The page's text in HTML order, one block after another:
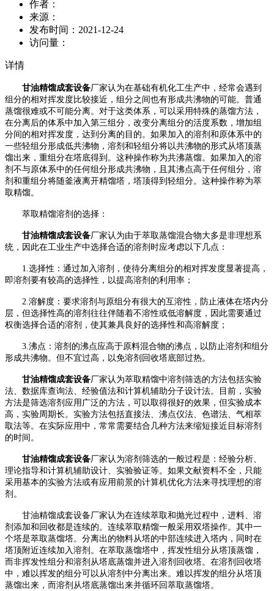
作者：
来源：
发布时间： 2021-12-24
访问量：
详情
甘油精馏成套设备厂家认为在基础有机化工生产中，经常会遇到
组分的相对挥发度比较接近，组分之间也有形成共沸物的可能。普通
蒸馏很难或不可能分离。对于这类体系，可以采用特殊的蒸馏方法，
在分离后的体系中加入第三组分，改变分离组分的活度系数，增加组
分间的相对挥发度，达到分离的目的。如果加入的溶剂和原体系中的
一些轻组分形成低共沸物，溶剂和轻组分将以共沸物的形式从塔顶蒸
馏出来，重组分在塔底得到。这种操作称为共沸蒸馏。如果加入的溶
剂不与原体系中的任何组分形成共沸物，且其沸点高于任何组分，溶
剂和重组分将随釜液离开精馏塔，塔顶得到轻组分。这种操作称为萃
取精馏。
萃取精馏溶剂的选择 ：
甘油精馏成套设备厂家认为由于萃取蒸馏混合物大多是非理想系
统，因此在工业生产中选择合适的溶剂时应考虑以下几点：
1.选择性：通过加入溶剂，使待分离组分的相对挥发度显著提高，
即溶剂要有较高的选择性，以提高溶剂的利用率；
2.溶解度：要求溶剂与原组分有很大的互溶性，防止液体在塔内分
层，但选择性高的溶剂往往伴随着不溶性或低溶解度，因此需要通过
权衡选择合适的溶剂，使其兼具良好的选择性和高溶解度；
3.沸点：溶剂的沸点应高于原料混合物的沸点，以防止溶剂和组分
形成共沸物。但不宜过高，以免溶剂回收塔底部过热。
甘油精馏成套设备厂家认为萃取精馏中溶剂筛选的方法包括实验
法、数据库查询法、经验值法和计算机辅助分子设计法。目前，实验
方法是筛选溶剂应用广泛的方法，可以取得很好的效果，但实验成本
高，实验周期长。实验方法包括直接法、沸点仪法、色谱法、气相萃
取法等。在实际应用中，常常需要结合几种方法来缩短接近目标溶剂
的时间。
甘油精馏成套设备厂家认为溶剂筛选的一般过程是：经验分析、
理论指导和计算机辅助设计、实验验证等。如果文献资料不全，只能
采用基本的实验方法或有应用前景的计算机优化方法来寻找理想的溶
剂。
甘油精馏成套设备厂家认为在连续萃取和抛光过程中，进料、溶
剂添加和回收都是连续的。连续萃取精馏一般采用双塔操作。其中一
个塔是萃取蒸馏塔。分离出的物料从塔的中部连续进入塔内，同时在
塔顶附近连续加入溶剂。在萃取蒸馏塔中，挥发性组分从塔顶蒸馏，
而非挥发性组分和溶剂从塔底蒸馏并进入溶剂回收塔。在溶剂回收塔
中，难以挥发的组分可以从溶剂中分离出来。难以挥发的组分从塔顶
蒸馏出来，而溶剂从塔底蒸馏出来并循环回萃取蒸馏塔。